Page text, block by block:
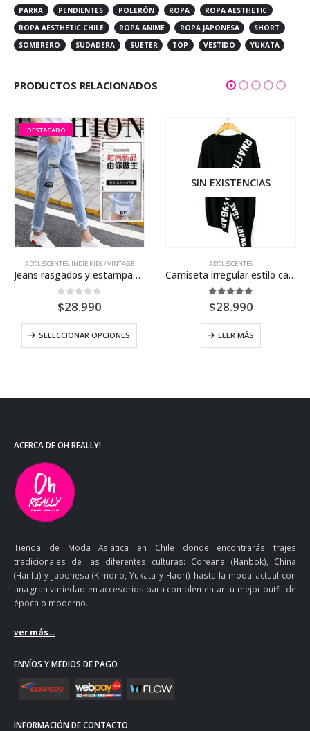
PARKA
PENDIENTES POLERÓN ROPA
ROPA AESTHETIC
ROPA AESTHETIC CHILE
ROPA ANIME ROPA JAPONESA
SHORT
SOMBRERO
SUDADERA SUETER TOP VESTIDO YUKATA
PRODUCTOS RELACIONADOS
DESTACADO
ADOLESCENTES, INDIE KIDS / VINTAGE
Jeans rasgados y estampados
0out of 5
$28.990
SELECCIONAR OPCIONES
SIN EXISTENCIAS
ADOLESCENTES
Camiseta irregular estilo casual
5.00 out of 5
$28.990
LEER MÁS
ACERCA DE OH REALLY!
Tienda de Moda Asiática en Chile donde encontrarás trajes
tradicionales de las diferentes culturas: Coreana (Hanbok), China
(Hanfu) y Japonesa (Kimono, Yukata y Haori) hasta la moda actual con
una gran variedad en accesorios para complementar tu mejor outfit de
época o moderno.
ver más...
ENVÍOS Y MEDIOS DE PAGO
INFORMACIÓN DE CONTACTO